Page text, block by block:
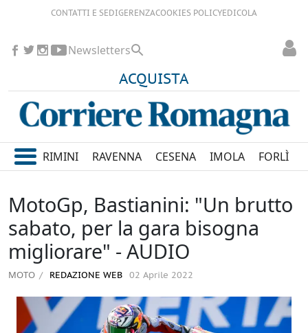
CONTATTI E SEDIGERENZACOOKIES POLICYEDICOLA
ACQUISTA
Newsletters
RIMINI RAVENNA CESENA IMOLA FORLÌ
MotoGp, Bastianini: "Un brutto
sabato, per la gara bisogna
migliorare" - AUDIO
MOTO REDAZIONE WEB 02 Aprile 2022